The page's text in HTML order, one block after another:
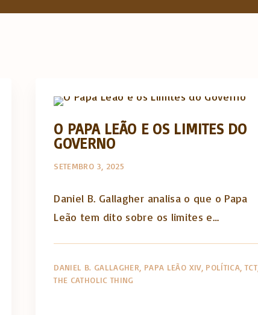
O PAPA LEÃO E OS LIMITES DO
GOVERNO
SETEMBRO 3, 2025
Daniel B. Gallagher analisa o que o Papa
Leão tem dito sobre os limites e…
DANIEL B. GALLAGHER PAPA LEÃO XIV POLÍTICA TCT
THE CATHOLIC THING